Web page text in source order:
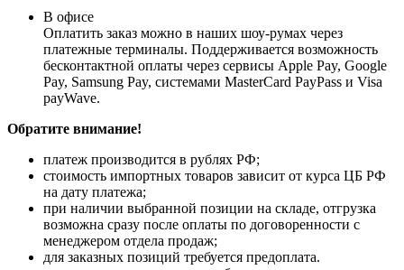
В офисе
Оплатить заказ можно в наших шоу-румах через
платежные терминалы. Поддерживается возможность
бесконтактной оплаты через сервисы Apple Pay, Google
Pay, Samsung Pay, системами MasterCard PayPass и Visa
payWave.
Обратите внимание!
платеж производится в рублях РФ;
стоимость импортных товаров зависит от курса ЦБ РФ
на дату платежа;
при наличии выбранной позиции на складе, отгрузка
возможна сразу после оплаты по договоренности с
менеджером отдела продаж;
для заказных позиций требуется предоплата.